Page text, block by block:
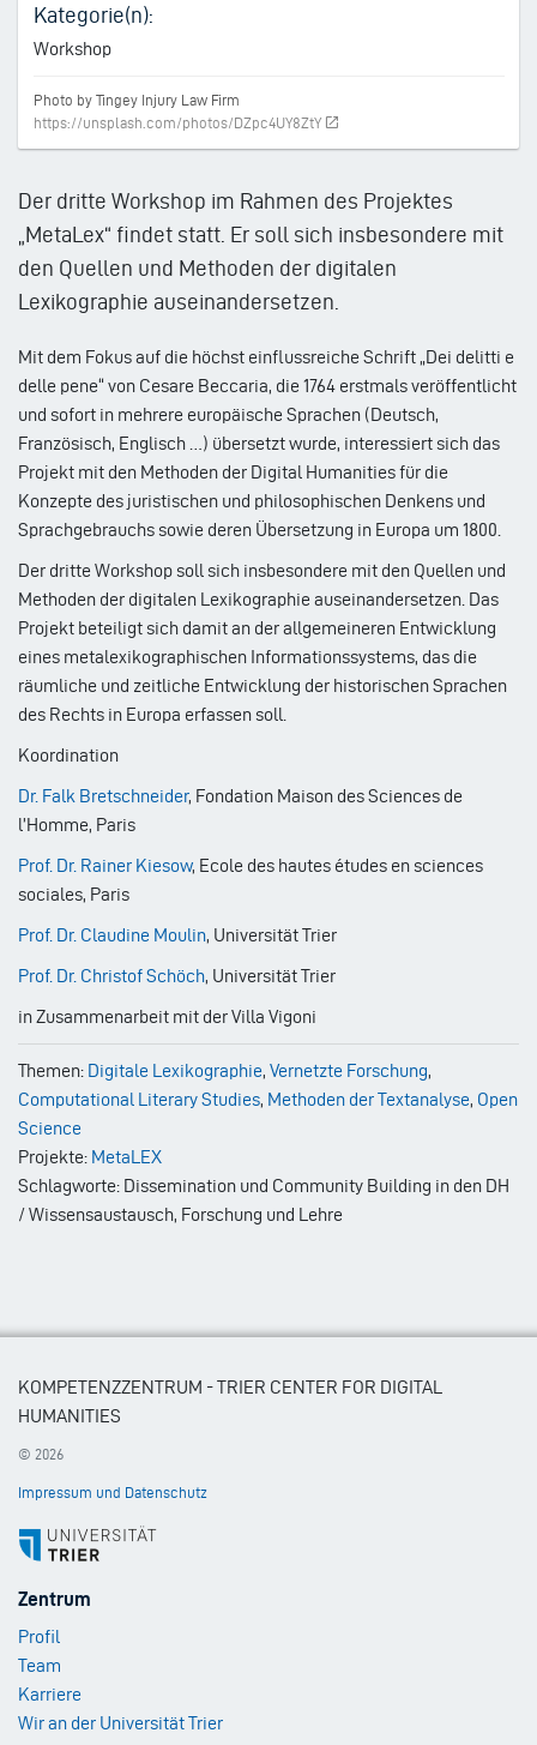
Kategorie(n):
Workshop
Photo by Tingey Injury Law Firm
https://unsplash.com/photos/DZpc4UY8ZtY
Der dritte Workshop im Rahmen des Projektes
„MetaLex“ findet statt. Er soll sich insbesondere mit
den Quellen und Methoden der digitalen
Lexikographie auseinandersetzen.
Mit dem Fokus auf die höchst einflussreiche Schrift „Dei delitti e
delle pene“ von Cesare Beccaria, die 1764 erstmals veröffentlicht
und sofort in mehrere europäische Sprachen (Deutsch,
Französisch, Englisch …) übersetzt wurde, interessiert sich das
Projekt mit den Methoden der Digital Humanities für die
Konzepte des juristischen und philosophischen Denkens und
Sprachgebrauchs sowie deren Übersetzung in Europa um 1800.
Der dritte Workshop soll sich insbesondere mit den Quellen und
Methoden der digitalen Lexikographie auseinandersetzen. Das
Projekt beteiligt sich damit an der allgemeineren Entwicklung
eines metalexikographischen Informationssystems, das die
räumliche und zeitliche Entwicklung der historischen Sprachen
des Rechts in Europa erfassen soll.
Koordination
Dr. Falk Bretschneider, Fondation Maison des Sciences de
l’Homme, Paris
Prof. Dr. Rainer Kiesow, Ecole des hautes études en sciences
sociales, Paris
Prof. Dr. Claudine Moulin, Universität Trier
Prof. Dr. Christof Schöch, Universität Trier
in Zusammenarbeit mit der Villa Vigoni
Themen: Digitale Lexikographie, Vernetzte Forschung,
Computational Literary Studies, Methoden der Textanalyse, Open
Science
Projekte: MetaLEX
Schlagworte: Dissemination und Community Building in den DH
/ Wissensaustausch, Forschung und Lehre
KOMPETENZZENTRUM - TRIER CENTER FOR DIGITAL
HUMANITIES
© 2026
Impressum und Datenschutz
Footer
1
Zentrum
Profil
Team
Karriere
Wir an der Universität Trier